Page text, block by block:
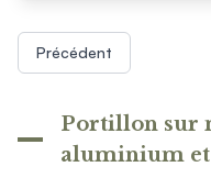
Précédent
Portillon sur
aluminium et